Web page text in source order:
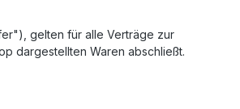
gelten für alle Verträge zur
dargestellten Waren abschließt.